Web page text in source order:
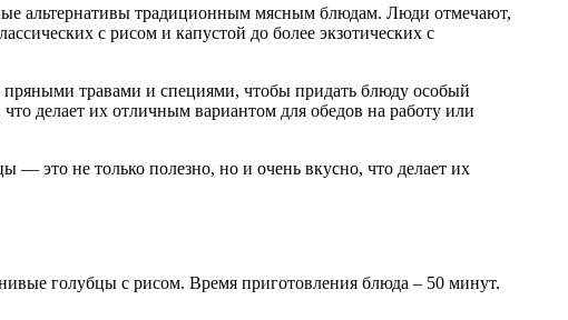
альтернативы традиционным мясным блюдам. Люди отмечают,
с рисом и капустой до более экзотических с
пряными травами и специями, чтобы придать блюду особый
делает их отличным вариантом для обедов на работу или
— это не только полезно, но и очень вкусно, что делает их
голубцы с рисом. Время приготовления блюда – 50 минут.